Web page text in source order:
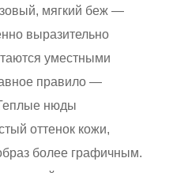
мягкий беж —
выразительно
уместными
правило —
нюды
оттенок кожи,
более графичным.